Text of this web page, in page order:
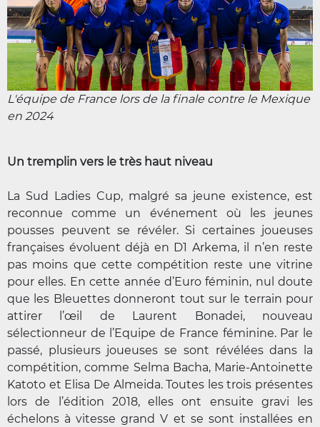
L'équipe de France lors de la finale contre le Mexique
en 2024
Un tremplin vers le très haut niveau
La Sud Ladies Cup, malgré sa jeune existence, est
reconnue comme un événement où les jeunes
pousses peuvent se révéler. Si certaines joueuses
françaises évoluent déjà en D1 Arkema, il n’en reste
pas moins que cette compétition reste une vitrine
pour elles. En cette année d’Euro féminin, nul doute
que les Bleuettes donneront tout sur le terrain pour
attirer l’œil de Laurent Bonadei, nouveau
sélectionneur de l’Equipe de France féminine. Par le
passé, plusieurs joueuses se sont révélées dans la
compétition, comme Selma Bacha, Marie-Antoinette
Katoto et Elisa De Almeida. Toutes les trois présentes
lors de l’édition 2018, elles ont ensuite gravi les
échelons à vitesse grand V et se sont installées en